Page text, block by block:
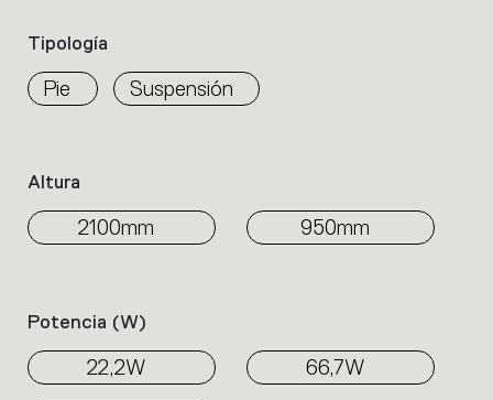
filters
to
identify
Tipología
Pie Suspensión
Altura
2100mm 950mm
Potencia (w)
22,2W 66,7W